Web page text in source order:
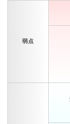
弱点